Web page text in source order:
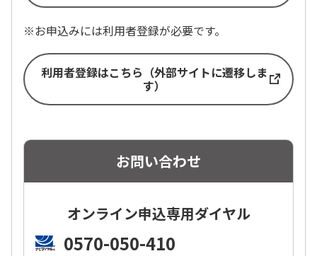
※お申込みには利用者登録が必要です。
利用者登録はこちら（外部サイトに遷移しま
す）
お問い合わせ
オンライン申込専用ダイヤル
0570-050-410